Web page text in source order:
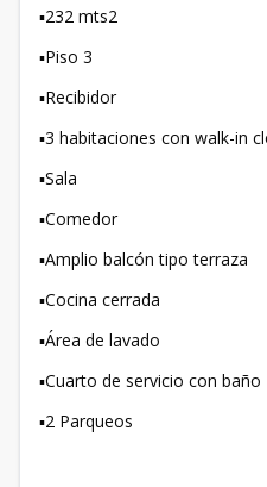
▪️232 mts2
▪️Piso 3
▪️Recibidor
▪️3 habitaciones con walk-in
▪️Sala
▪️Comedor
▪️Amplio balcón tipo terraza
▪️Cocina cerrada
▪️Área de lavado
▪️Cuarto de servicio con baño
▪️2 Parqueos